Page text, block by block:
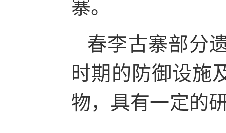
寨。
春李古寨部分
时期的防御设施
物，具有一定的